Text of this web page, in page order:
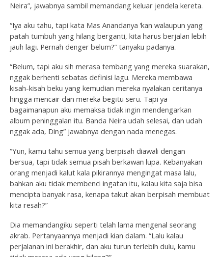
Neira”, jawabnya sambil memandang keluar jendela kereta.
“Iya aku tahu, tapi kata Mas Anandanya ‘kan walaupun yang
patah tumbuh yang hilang berganti, kita harus berjalan lebih
jauh lagi. Pernah denger belum?” tanyaku padanya.
“Belum, tapi aku sih merasa tembang yang mereka suarakan,
nggak berhenti sebatas definisi lagu. Mereka membawa
kisah-kisah beku yang kemudian mereka nyalakan ceritanya
hingga mencair dan mereka begitu seru. Tapi ya
bagaimanapun aku memaksa tidak ingin mendengarkan
album peninggalan itu. Banda Neira udah selesai, dan udah
nggak ada, Ding” jawabnya dengan nada menegas.
“Yun, kamu tahu semua yang berpisah diawali dengan
bersua, tapi tidak semua pisah berkawan lupa. Kebanyakan
orang menjadi kalut kala pikirannya mengingat masa lalu,
bahkan aku tidak membenci ingatan itu, kalau kita saja bisa
mencipta banyak rasa, kenapa takut akan berpisah membuat
kita resah?”
Dia memandangiku seperti telah lama mengenal seorang
akrab. Pertanyaannya menjadi kian dalam. “Lalu kalau
perjalanan ini berakhir, dan aku turun terlebih dulu, kamu